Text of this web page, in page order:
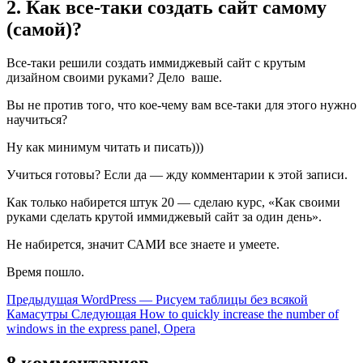
2. Как все-таки создать сайт самому
(самой)?
Все-таки решили создать иммиджевый сайт с крутым
дизайном своими руками? Дело ваше.
Вы не против того, что кое-чему вам все-таки для этого нужно
научиться?
Ну как минимум читать и писать)))
Учиться готовы? Если да — жду комментарии к этой записи.
Как только набирется штук 20 — сделаю курс, «Как своими
руками сделать крутой иммиджевый сайт за один день».
Не набирется, значит САМИ все знаете и умеете.
Время пошло.
Предыдущая WordPress — Рисуем таблицы без всякой
Камасутры Следующая How to quickly increase the number of
windows in the express panel, Opera